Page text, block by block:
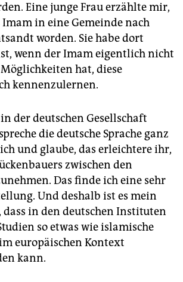
Eine junge Frau erzählte mir,
in eine Gemeinde nach
worden. Sie habe dort
wenn der Imam eigentlich nicht
hat, diese
kennenzulernen.
in der deutschen Gesellschaft
die deutsche Sprache ganz
und glaube, das erleichtere ihr,
zwischen den
Das finde ich eine sehr
Und deshalb ist es mein
in den deutschen Instituten
so etwas wie islamische
europäischen Kontext
kann.